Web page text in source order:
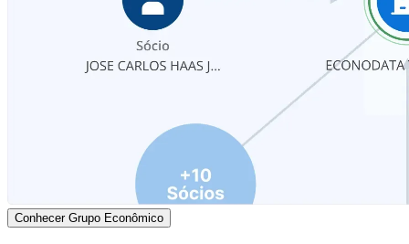
Conhecer Grupo Econômico